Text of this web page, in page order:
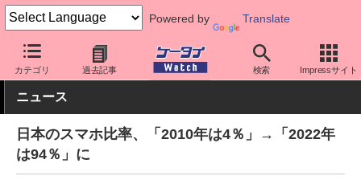
Powered by Translate
カテゴリ 過去記事 検索 Impressサイト
ケータイ Watch 業界動向 調査
ニュース
日本のスマホ比率、「2010年は4％」→「2022年
は94％」に